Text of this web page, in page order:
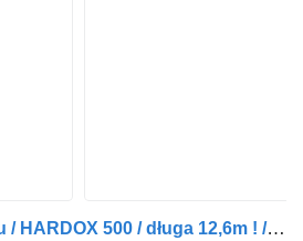
Janmil 72m³ do złomu / HARDOX 500 / długa 12,6m ! / LONG + BIG